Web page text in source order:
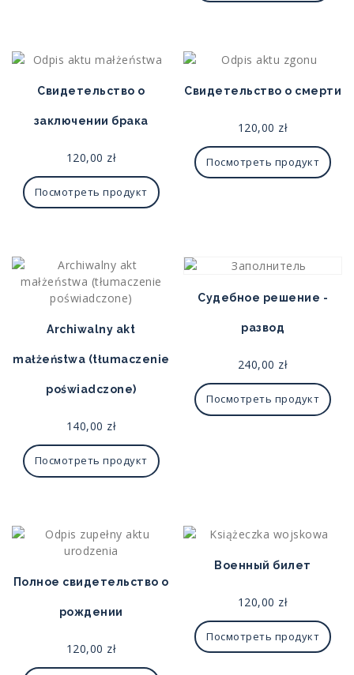
Свидетельство о
заключении брака
120,00 zł
Посмотреть продукт
Свидетельство о смерти
120,00 zł
Посмотреть продукт
Archiwalny akt
małżeństwa (tłumaczenie
poświadczone)
140,00 zł
Посмотреть продукт
Судебное решение -
развод
240,00 zł
Посмотреть продукт
Полное свидетельство о
рождении
120,00 zł
Военный билет
120,00 zł
Посмотреть продукт